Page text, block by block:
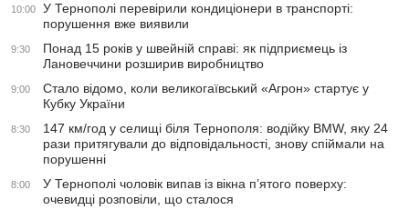
10:00
У Тернополі перевірили кондиціонери в транспорті:
порушення вже виявили
9:30
Понад 15 років у швейній справі: як підприємець із
Лановеччини розширив виробництво
9:00
Стало відомо, коли великогаївський «Агрон» стартує у
Кубку України
8:30
147 км/год у селищі біля Тернополя: водійку BMW, яку 24
рази притягували до відповідальності, знову спіймали на
порушенні
8:00
У Тернополі чоловік випав із вікна п’ятого поверху:
очевидці розповіли, що сталося